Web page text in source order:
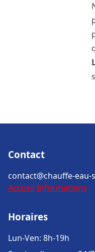
Contact
contact@chauffe-
Accueil Informations
Horaires
Lun-Ven: 8h-19h